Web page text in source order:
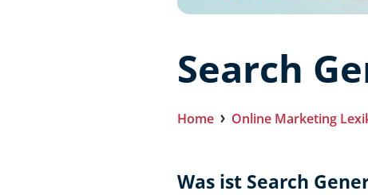
Search
Home Online Marketing
Was ist Search